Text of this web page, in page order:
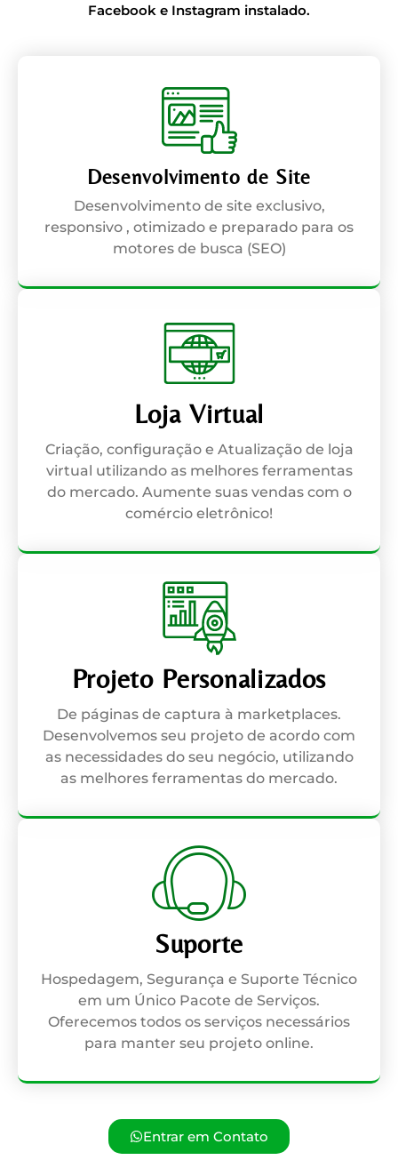
Facebook e Instagram instalado.
Desenvolvimento de Site
Desenvolvimento de site exclusivo,
responsivo , otimizado e preparado para os
motores de busca (SEO)
Loja Virtual
Criação, configuração e Atualização de loja
virtual utilizando as melhores ferramentas
do mercado. Aumente suas vendas com o
comércio eletrônico!
Projeto Personalizados
De páginas de captura à marketplaces.
Desenvolvemos seu projeto de acordo com
as necessidades do seu negócio, utilizando
as melhores ferramentas do mercado.
Suporte
Hospedagem, Segurança e Suporte Técnico
em um Único Pacote de Serviços.
Oferecemos todos os serviços necessários
para manter seu projeto online.
Entrar em Contato